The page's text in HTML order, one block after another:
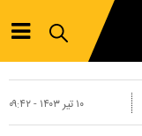
۱۰ تير ۱۴۰۳ - ۰۹:۴۲